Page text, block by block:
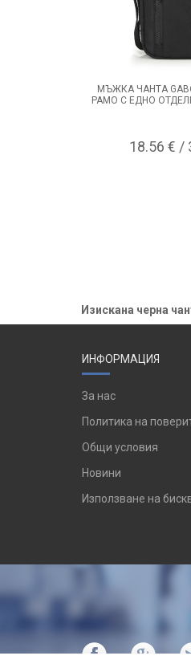
МЪЖКА ЧАНТА
РАМО С ЕДНО
18.56 € /
Изискана черна
ИНФОРМАЦИЯ
За нас
Политика на
Общи условия
Новини
Използване на